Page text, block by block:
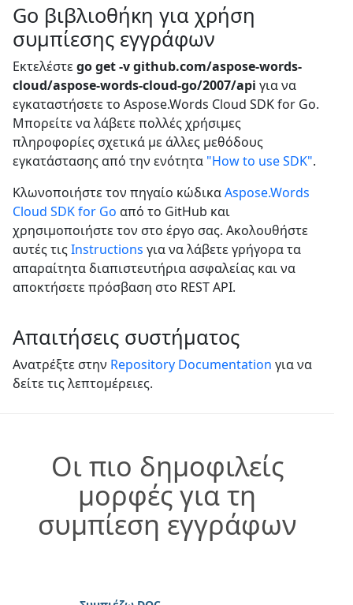
Go βιβλιοθήκη για χρήση
συμπίεσης εγγράφων
Εκτελέστεgo get -v github.com/aspose-words-
cloud/aspose-words-cloud-go/2007/api για να
εγκαταστήσετε το Aspose.Words Cloud SDK for Go.
Μπορείτε να λάβετε πολλές χρήσιμες
πληροφορίες σχετικά με άλλες μεθόδους
εγκατάστασης από την ενότητα "How to use SDK".
Κλωνοποιήστε τον πηγαίο κώδικαAspose.Words
Cloud SDK for Go από το GitHub και
χρησιμοποιήστε τον στο έργο σας. Ακολουθήστε
αυτές τιςInstructions για να λάβετε γρήγορα τα
απαραίτητα διαπιστευτήρια ασφαλείας και να
αποκτήσετε πρόσβαση στο REST API.
Απαιτήσεις συστήματος
Ανατρέξτε στην Repository Documentation για να
δείτε τις λεπτομέρειες.
Οι πιο δημοφιλείς
μορφές για τη
συμπίεση εγγράφων